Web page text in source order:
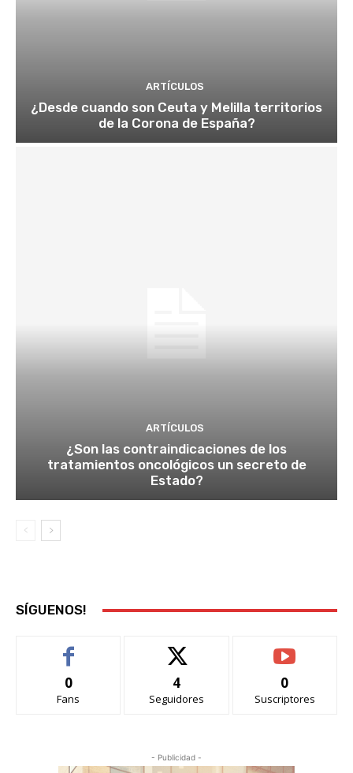
ARTÍCULOS
¿Desde cuando son Ceuta y Melilla territorios
de la Corona de España?
ARTÍCULOS
¿Son las contraindicaciones de los
tratamientos oncológicos un secreto de
Estado?
SÍGUENOS!
0
Fans
4
Seguidores
0
Suscriptores
- Publicidad -